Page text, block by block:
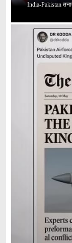
India-Pakistan